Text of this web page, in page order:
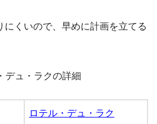
にくいので、早めに計画を立てる
デュ・ラクの詳細
ロテル・デュ・ラク